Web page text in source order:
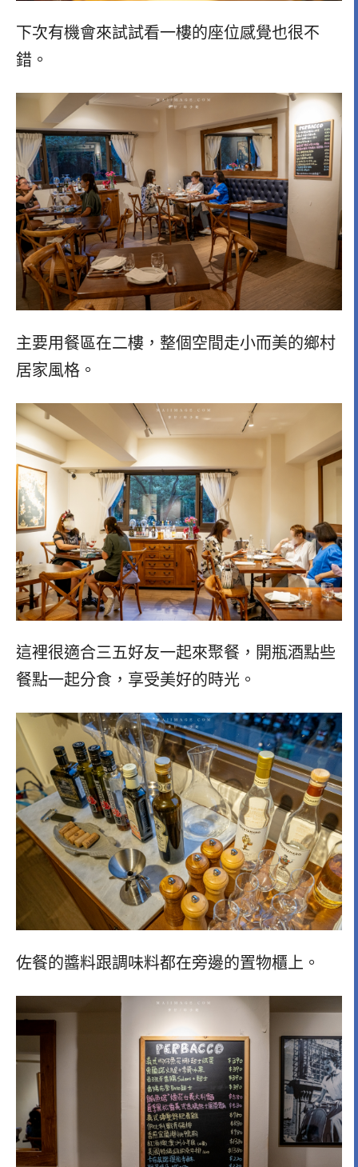
下次有機會來試試看一樓的座位感覺也很不
錯。
主要用餐區在二樓，整個空間走小而美的鄉村
居家風格。
這裡很適合三五好友一起來聚餐，開瓶酒點些
餐點一起分食，享受美好的時光。
佐餐的醬料跟調味料都在旁邊的置物櫃上。